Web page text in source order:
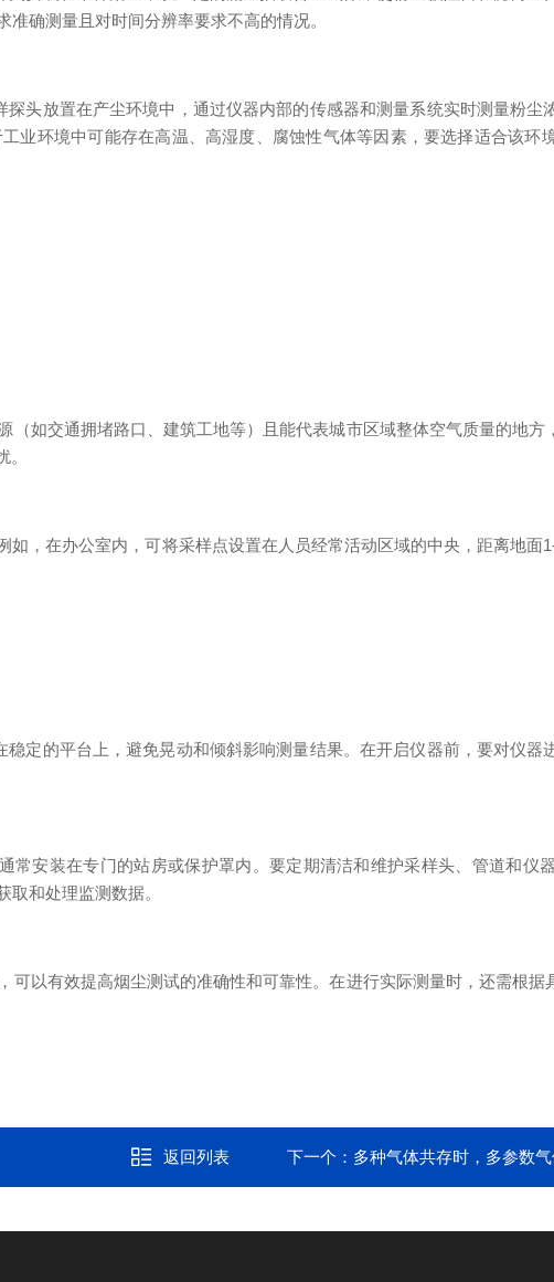
确测量且对时间分辨率要求不高的情况。
放置在产尘环境中，通过仪器内部的传感器和测量系统实时测量粉尘
业环境中可能存在高温、高湿度、腐蚀性气体等因素，要选择适合该环
交通拥堵路口、建筑工地等）且能代表城市区域整体空气质量的地方
在办公室内，可将采样点设置在人员经常活动区域的中央，距离地面
的平台上，避免晃动和倾斜影响测量结果。在开启仪器前，要对仪器
安装在专门的站房或保护罩内。要定期清洁和维护采样头、管道和仪
和处理监测数据。
有效提高烟尘测试的准确性和可靠性。在进行实际测量时，还需根据
返回列表 下一个： 多种气体共存时，多参数气